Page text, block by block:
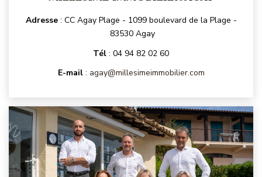
Millésimme Immobilier N°3
Millésimme Immobilier N°4
Millésimme Immobilier N°5
Millésimme Immobilier N°7
Millésimme Immobilier N°8
Millésimme Immobilier N°9
Millésimme Immobilier N°10
Adresse : CC Agay Plage - 1099 boulevard de la Plage -
83530 Agay
Tél : 04 94 82 02 60
E-mail : agay@millesimeimmobilier.com